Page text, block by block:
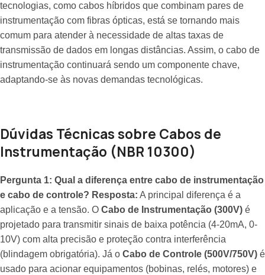
tecnologias, como cabos híbridos que combinam pares de
instrumentação com fibras ópticas, está se tornando mais
comum para atender à necessidade de altas taxas de
transmissão de dados em longas distâncias. Assim, o cabo de
instrumentação continuará sendo um componente chave,
adaptando-se às novas demandas tecnológicas.
Dúvidas Técnicas sobre Cabos de
Instrumentação (NBR 10300)
Pergunta 1: Qual a diferença entre cabo de instrumentação
e cabo de controle? Resposta: A principal diferença é a
aplicação e a tensão. O Cabo de Instrumentação (300V) é
projetado para transmitir sinais de baixa potência (4-20mA, 0-
10V) com alta precisão e proteção contra interferência
(blindagem obrigatória). Já o Cabo de Controle (500V/750V) é
usado para acionar equipamentos (bobinas, relés, motores) e